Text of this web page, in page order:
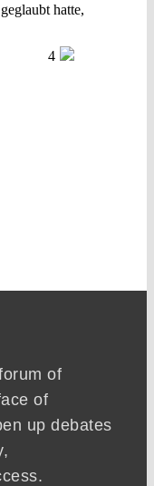
hatte,
4
of
of
up debates